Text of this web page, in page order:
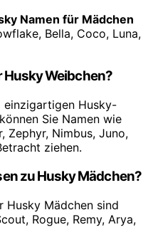
Namen für Mädchen
Bella, Coco, Luna,
Husky Weibchen?
einzigartigen Husky-
Sie Namen wie
Zephyr, Nimbus, Juno,
ziehen.
zu Husky Mädchen?
Husky Mädchen sind
Rogue, Remy, Arya,